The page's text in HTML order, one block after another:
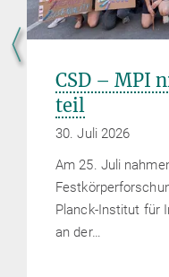
CSD – MPI
teil
30. Juli 2026
Am 25. Juli
Planck-Institut für
an der…